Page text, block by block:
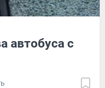
автобуса с